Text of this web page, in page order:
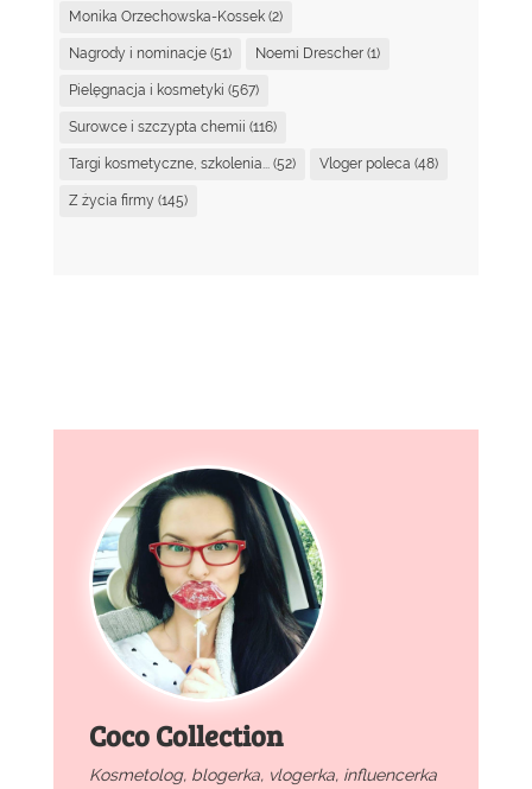
Monika Orzechowska-Kossek(2)
Nagrody i nominacje(51) Noemi Drescher(1)
Pielęgnacja i kosmetyki (567)
Surowce i szczypta chemii (116)
Targi kosmetyczne, szkolenia... (52) Vloger poleca (48)
Z życia firmy (145)
Coco Collection
Kosmetolog, blogerka, vlogerka, influencerka